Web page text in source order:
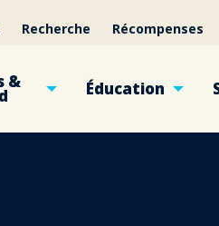
Recherche Récompenses
& Éducation